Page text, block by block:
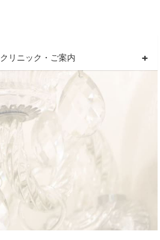
クリニック・ご案内